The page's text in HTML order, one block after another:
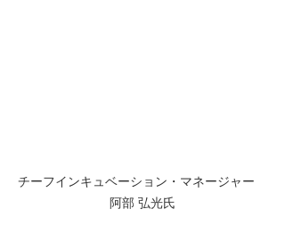
チーフインキュベーション・マネージャー
阿部 弘光氏